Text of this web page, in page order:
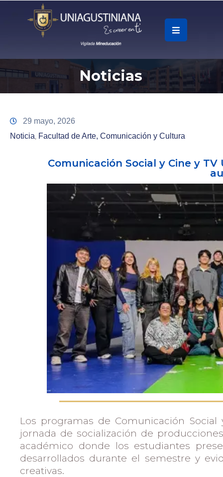
Accesos
Universidad
Investigaciones
Noticias
29 mayo, 2026
Noticia‚ Facultad de Arte, Comunicación y Cultura
Comunicación Social y Cine y
Los programas de Comunicación
jornada de socialización de
académico donde los estudiantes
desarrollados durante el semestre y
creativas.